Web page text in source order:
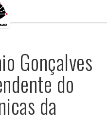
Gonçalves
do
da